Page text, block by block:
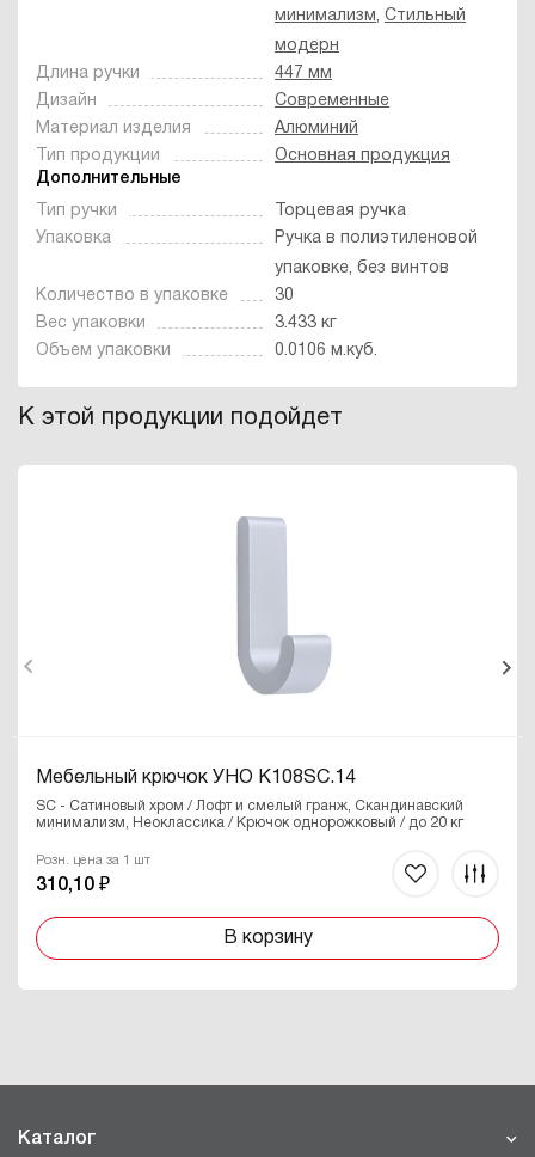
минимализм, Стильный
модерн
Длина ручки
447 мм
Дизайн
Современные
Материал изделия
Алюминий
Тип продукции
Основная продукция
Дополнительные
Тип ручки
Торцевая ручка
Упаковка
Ручка в полиэтиленовой
упаковке, без винтов
Количество в упаковке
30
Вес упаковки
3.433 кг
Объем упаковки
0.0106 м.куб.
К этой продукции подойдет
Мебельный крючок УНО K108SC.14
SC - Сатиновый хром / Лофт и смелый гранж, Скандинавский
минимализм, Неоклассика / Крючок однорожковый / до 20 кг
Розн. цена за 1 шт
310,10 ₽
В корзину
Каталог